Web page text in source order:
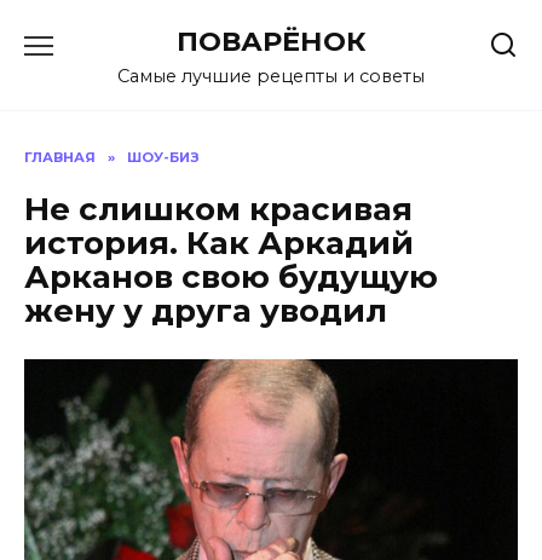
содержанию
ПОВАРЁНОК
Самые лучшие рецепты и советы
ГЛАВНАЯ » ШОУ-БИЗ
Не слишком красивая
история. Как Аркадий
Арканов свою будущую
жену у друга уводил